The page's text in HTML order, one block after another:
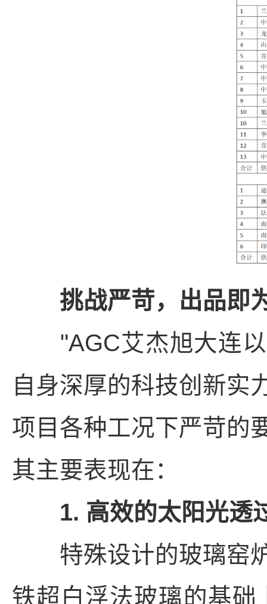
挑战严苛，出品即
"AGC艾杰旭大连以
自身深厚的科技创新实
项目各种工况下严苛的
其主要表现在：
1. 高效的太阳光透
特殊设计的玻璃窑炉
铁超白浮法玻璃的基